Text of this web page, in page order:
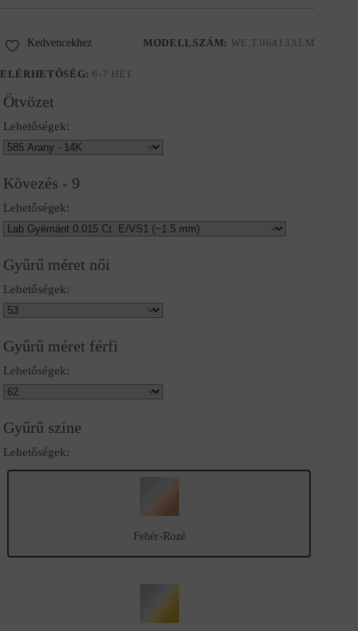
MODELLSZÁM: WE.T.06413ALM
ELÉRHETŐSÉG: 6-7 HÉT
Kedvencekhez
Ötvözet
Lehetőségek:
Kövezés - 9
Lehetőségek:
Gyűrű méret női
Lehetőségek:
Gyűrű méret férfi
Lehetőségek:
Gyűrű színe
Lehetőségek:
Fehér-Rozé